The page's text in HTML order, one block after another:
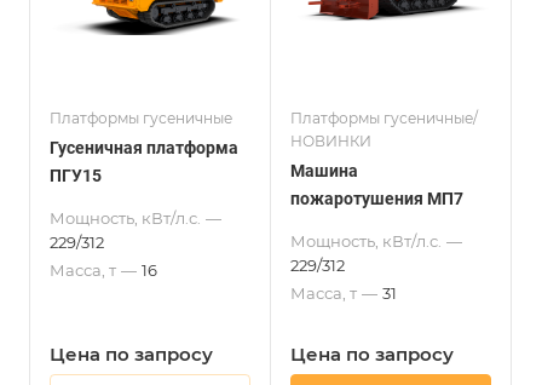
Платформы гусеничные
Гусеничная платформа
ПГУ15
Мощность, кВт/л.с. —
229/312
Масса, т — 16
Цена по запросу
Платформы гусеничные/
НОВИНКИ
Машина
пожаротушения МП7
Мощность, кВт/л.с. —
229/312
Масса, т — 31
Цена по запросу